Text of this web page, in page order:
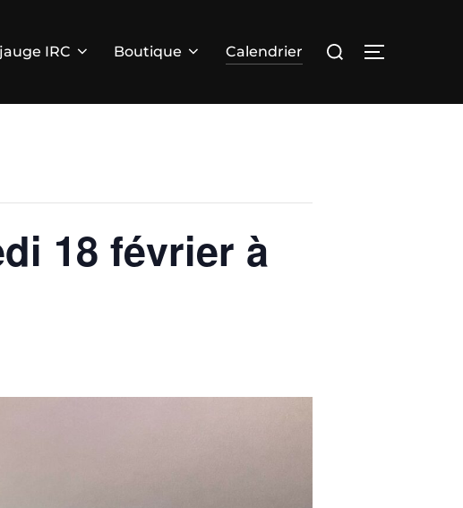
IRC Boutique Calendrier
PERMUTER
18 février à